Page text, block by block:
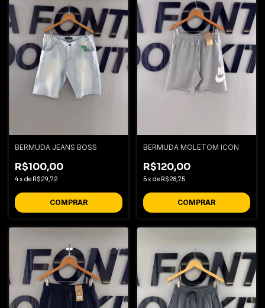
BERMUDA JEANS BOSS
R$100,00
4xde R$29,72
COMPRAR
BERMUDA MOLETOM ICON
R$120,00
5xde R$28,75
COMPRAR